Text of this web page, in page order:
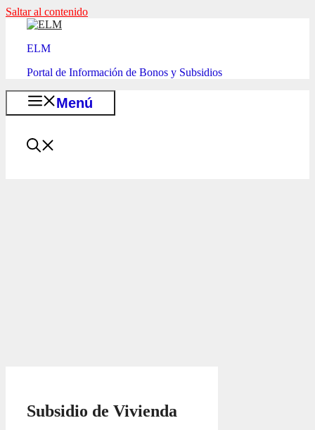
Saltar al contenido
ELM
Portal de Información de Bonos y Subsidios
Menú
Subsidio de Vivienda